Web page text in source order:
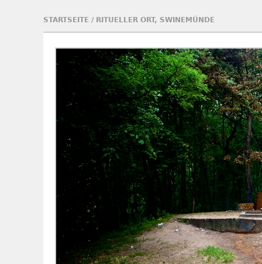
STARTSEITE/ RITUELLER ORT, SWINEMÜNDE